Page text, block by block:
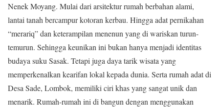
Nenek Moyang. Mulai dari arsitektur rumah berbahan alami,
lantai tanah bercampur kotoran kerbau. Hingga adat pernikahan
“merariq” dan keterampilan menenun yang di wariskan turun-
temurun. Sehingga keunikan ini bukan hanya menjadi identitas
budaya suku Sasak. Tetapi juga daya tarik wisata yang
memperkenalkan kearifan lokal kepada dunia. Serta rumah adat di
Desa Sade, Lombok, memiliki ciri khas yang sangat unik dan
menarik. Rumah-rumah ini di bangun dengan menggunakan